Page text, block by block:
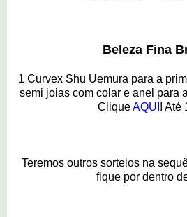
Beleza Fina
1 Curvex Shu Uemura para a
semi joias com colar e anel para
CliqueAQUI ! Até
Teremos outros sorteios na
fique por dentro